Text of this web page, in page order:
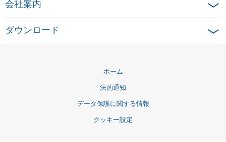
会社案内
ダウンロード
ホーム
法的通知
データ保護に関する情報
クッキー設定